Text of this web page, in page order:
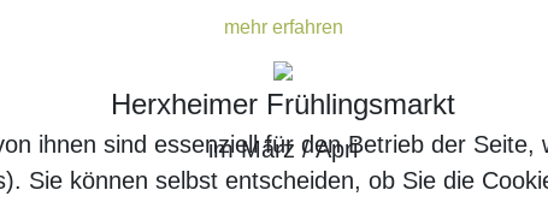
mehr erfahren
Herxheimer Frühlingsmarkt
im März / Apri
ihnen sind essenziell für den Betrieb der
Sie können selbst entscheiden, ob Sie die